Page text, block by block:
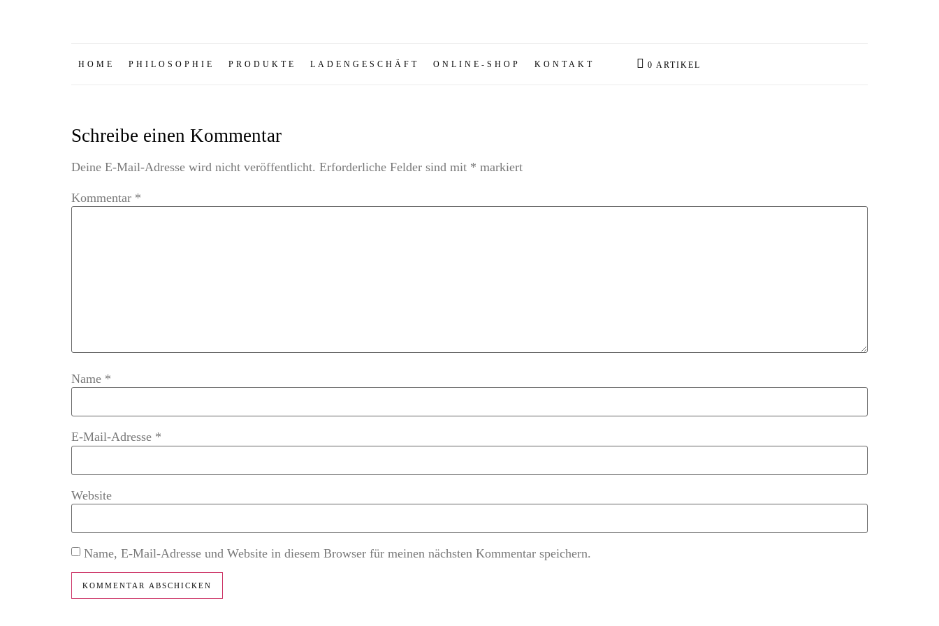
HOME PHILOSOPHIE PRODUKTE LADENGESCHÄFT ONLINE-SHOP KONTAKT 0 ARTIKEL
Schreibe einen Kommentar
Deine E-Mail-Adresse wird nicht veröffentlicht. Erforderliche Felder sind mit * markiert
Kommentar *
Name *
E-Mail-Adresse *
Website
Name, E-Mail-Adresse und Website in diesem Browser für meinen nächsten Kommentar speichern.